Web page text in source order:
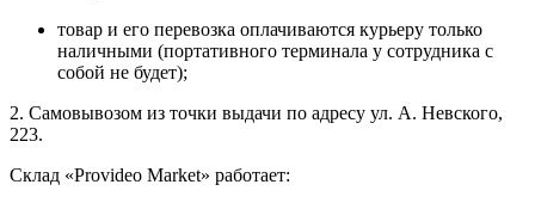
товар и его перевозка оплачиваются курьеру только
наличными (портативного терминала у сотрудника с
собой не будет);
2. Самовывозом из точки выдачи по адресу ул. А. Невского,
223.
Склад «Provideo Market» работает: